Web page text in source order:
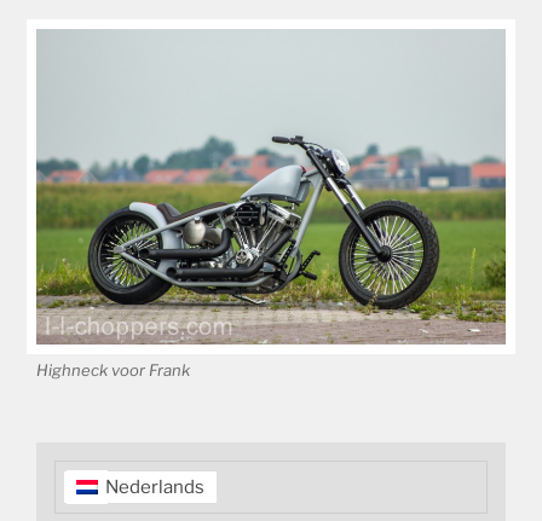
Highneck voor Frank
Nederlands